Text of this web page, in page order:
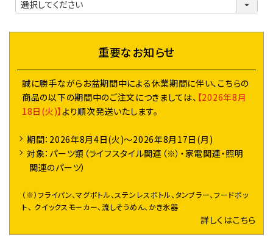
)
重要なお知らせ
誠に勝手ながらお盆期間中による休業期間に伴い、こちらの
商品の以下の期間中のご注文につきましては、 【2026年8月
18日(火)】 より順次発送いたします。
期間：2026年8月4日(火)～2026年8月17日(月)
対象：パーツ類（ライフスタイル関連（※）・家電関連・照明
関連のパーツ）
（※）フライパン、マグボトル、ステンレスボトル、タンブラー、フードポッ
ト、 クイックスモーカー、流しそうめん、かき氷器
詳しくはこちら